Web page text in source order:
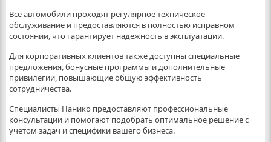
Все автомобили проходят регулярное техническое
обслуживание и предоставляются в полностью исправном
состоянии, что гарантирует надежность в эксплуатации.
Для корпоративных клиентов также доступны специальные
предложения, бонусные программы и дополнительные
привилегии, повышающие общую эффективность
сотрудничества.
Специалисты Нанико предоставляют профессиональные
консультации и помогают подобрать оптимальное решение с
учетом задач и специфики вашего бизнеса.